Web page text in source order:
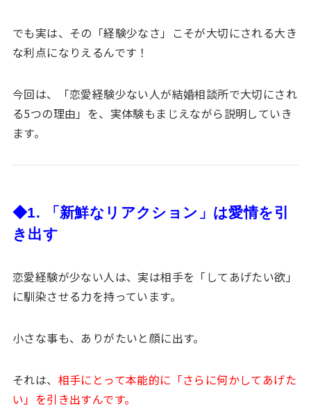
でも実は、その「経験少なさ」こそが大切にされる大き
な利点になりえるんです！
今回は、「恋愛経験少ない人が結婚相談所で大切にされ
る5つの理由」を、実体験もまじえながら説明していき
ます。
◆1. 「新鮮なリアクション」は愛情を引
き出す
恋愛経験が少ない人は、実は相手を「してあげたい欲」
に馴染させる力を持っています。
小さな事も、ありがたいと顔に出す。
それは、 相手にとって本能的に「さらに何かしてあげた
い」を引き出すんです。